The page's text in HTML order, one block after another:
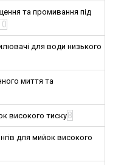
та промивання під
для води низького
миття та
високого тиску8
для мийок високого